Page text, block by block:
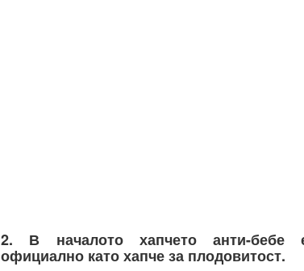
2. В началото хапчето анти-бебе
официално като хапче за плодовитост.